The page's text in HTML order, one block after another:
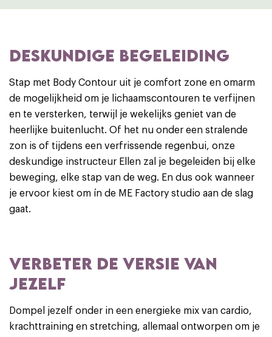
DESKUNDIGE BEGELEIDING
Stap met Body Contour uit je comfort zone en omarm
de mogelijkheid om je lichaamscontouren te verfijnen
en te versterken, terwijl je wekelijks geniet van de
heerlijke buitenlucht. Of het nu onder een stralende
zon is of tijdens een verfrissende regenbui, onze
deskundige instructeur Ellen zal je begeleiden bij elke
beweging, elke stap van de weg. En dus ook wanneer
je ervoor kiest om ín de ME Factory studio aan de slag
gaat.
VERBETER DE VERSIE VAN
JEZELF
Dompel jezelf onder in een energieke mix van cardio,
krachttraining en stretching, allemaal ontworpen om je